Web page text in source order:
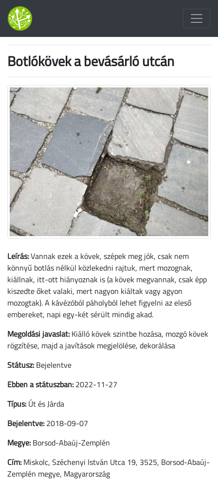
Botlókövek a bevásárló utcán
Leírás:Vannak ezek a kövek, szépek meg jók, csak nem
könnyű botlás nélkül közlekedni rajtuk, mert mozognak,
kiállnak, itt-ott hiányoznak is (a kövek megvannak, csak épp
kiszedte őket valaki, mert nagyon kiáltak vagy agyon
mozogtak). A kávézóból páholyból lehet figyelni az eleső
embereket, napi egy-két sérült mindig akad.
Megoldási javaslat: Kiálló kövek szintbe hozása, mozgó kövek
rögzítése, majd a javítások megjelölése, dekorálása
Státusz: Bejelentve
Ebben a státuszban: 2022-11-27
Típus: Út és Járda
Bejelentve: 2018-09-07
Megye: Borsod-Abaúj-Zemplén
Cím: Miskolc, Széchenyi István Utca 19, 3525, Borsod-Abaúj-
Zemplén megye, Magyarország